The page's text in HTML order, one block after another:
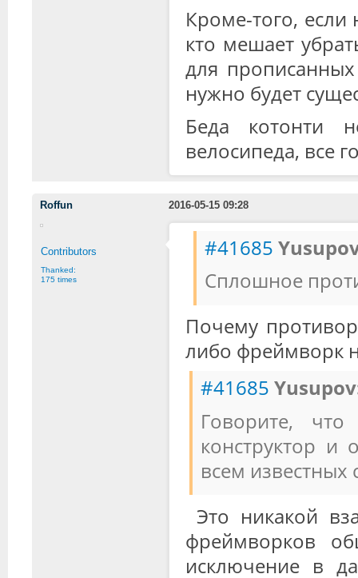
Кроме-того, если
кто мешает
для
нужно будет
Беда котонти
велосипеда, все
Roffun 2016-05-15 09:28
Contributors
Thanked:
175 times
#41685
Сплошное
Почему
либо фреймворк
#41685
Говорите,
конструктор и
всем
Это никакой
фреймворков
исключение в